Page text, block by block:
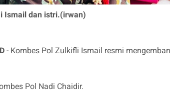
Ismail dan istri.(irwan)
- Kombes Pol Zulkifli Ismail resmi
Pol Nadi Chaidir.